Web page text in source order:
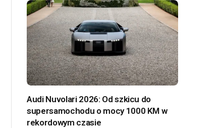
Audi Nuvolari 2026: Od szkicu do
supersamochodu o mocy 1000 KM w
rekordowym czasie